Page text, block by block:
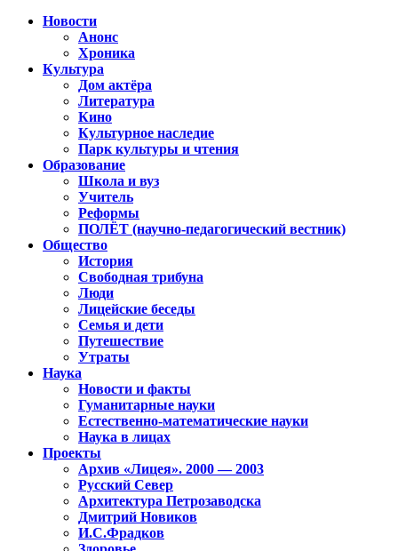
Новости
Анонс
Хроника
Культура
Дом актёра
Литература
Кино
Культурное наследие
Парк культуры и чтения
Образование
Школа и вуз
Учитель
Реформы
ПОЛЁТ (научно-педагогический вестник)
Общество
История
Свободная трибуна
Люди
Лицейские беседы
Семья и дети
Путешествие
Утраты
Наука
Новости и факты
Гуманитарные науки
Естественно-математические науки
Наука в лицах
Проекты
Архив «Лицея». 2000 — 2003
Русский Север
Архитектура Петрозаводска
Дмитрий Новиков
И.С.Фрадков